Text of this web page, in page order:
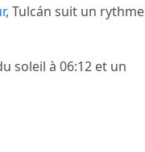
, Tulcán suit un rythme
soleil à 06:12 et un